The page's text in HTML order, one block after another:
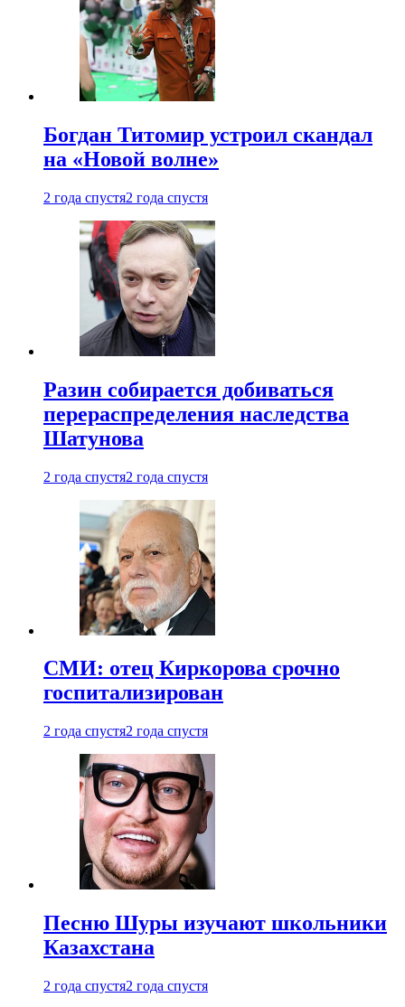
Богдан Титомир устроил скандал
на «Новой волне»
2 года спустя2 года спустя
Разин собирается добиваться
перераспределения наследства
Шатунова
2 года спустя2 года спустя
СМИ: отец Киркорова срочно
госпитализирован
2 года спустя2 года спустя
Песню Шуры изучают школьники
Казахстана
2 года спустя2 года спустя